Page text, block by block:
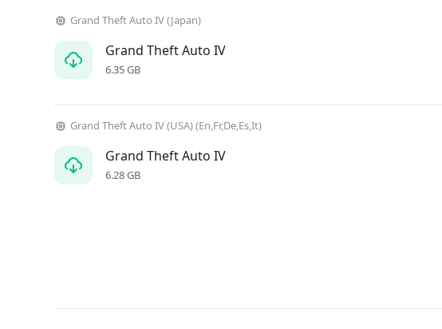
Grand Theft Auto IV (Japan)
Grand Theft Auto IV
6.35 GB
Grand Theft Auto IV (USA) (En,Fr,De,Es,It)
Grand Theft Auto IV
6.28 GB